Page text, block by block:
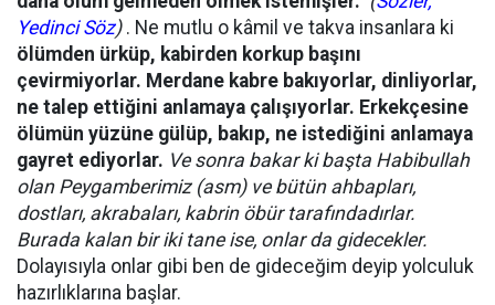
Yedinci Söz). Ne mutlu o kâmil ve takva insanlara ki
ölümden ürküp, kabirden korkup başını
çevirmiyorlar. Merdane kabre bakıyorlar, dinliyorlar,
ne talep ettiğini anlamaya çalışıyorlar. Erkekçesine
ölümün yüzüne gülüp, bakıp, ne istediğini anlamaya
gayret ediyorlar. Ve sonra bakar ki başta Habibullah
olan Peygamberimiz (asm) ve bütün ahbapları,
dostları, akrabaları, kabrin öbür tarafındadırlar.
Burada kalan bir iki tane ise, onlar da gidecekler.
Dolayısıyla onlar gibi ben de gideceğim deyip yolculuk
hazırlıklarına başlar.